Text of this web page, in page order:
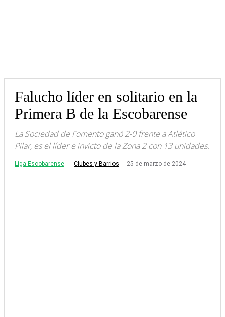
Falucho líder en solitario en la
Primera B de la Escobarense
La Sociedad de Fomento ganó 2-0 frente a Atlético
Pilar, es el líder e invicto de la Zona 2 con 13 unidades.
Liga Escobarense Clubes y Barrios 25 de marzo de 2024